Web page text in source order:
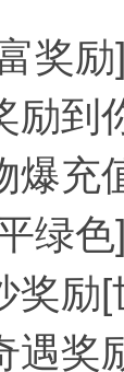
奖励
励到
爆充
绿色
奖励
遇奖